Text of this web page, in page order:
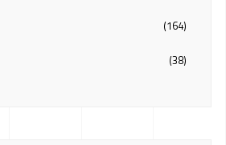
(164)
(38)